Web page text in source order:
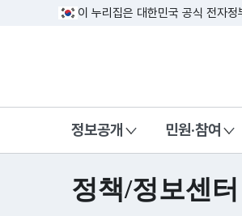
이 누리집은 대한민국 공식 전자정
정보공개 민원·참여
정책/정보센터